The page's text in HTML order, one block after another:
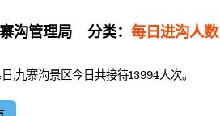
沟管理局 分类： 每日进沟人数
,九寨沟景区今日共接待13994人次。